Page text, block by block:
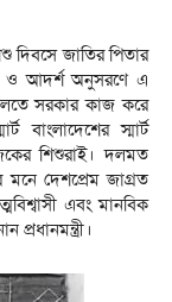
দিবসে জাতির পিতার
ও আদর্শ অনুসরণে এ
সরকার কাজ করে
স্মার্ট
শিশুরাই। দলমত
দেশপ্রেম জাগ্রত
এবং মানবিক